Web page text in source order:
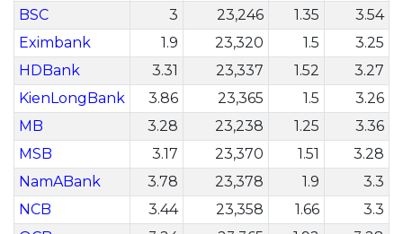
BSC
3 23,246 1.35
3.54
Eximbank
1.9 23,320 1.5
3.25
HDBank
3.31 23,337 1.52
3.27
KienLongBank
3.86 23,365 1.5
3.26
MB
3.28 23,238 1.25
3.36
MSB
3.17 23,370 1.51
3.28
NamABank
3.78 23,378 1.9
3.3
NCB
3.44 23,358 1.66
3.3